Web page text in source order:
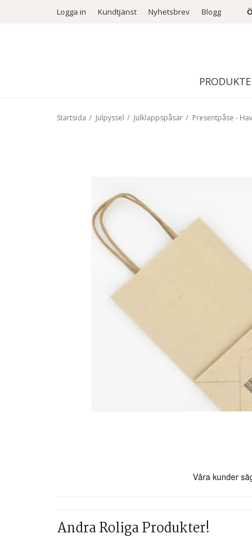
Logga in Kundtjänst Nyhetsbrev Blogg
Startsida / Julpyssel / Julklappspåsar / Presentpåse -
Andra Roliga Produkter!